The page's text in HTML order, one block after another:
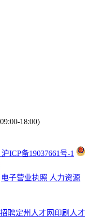
18:00)
ICP备19037661号-1
电子营业执照 人力资源
聘定州人才网 印刷人才